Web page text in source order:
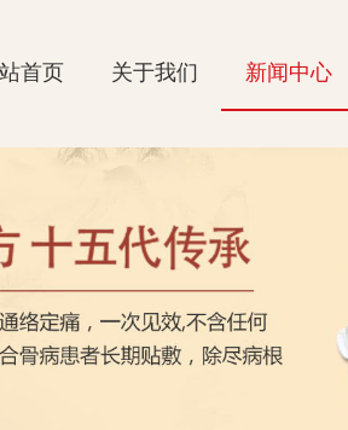
首页 关于我们 新闻中心